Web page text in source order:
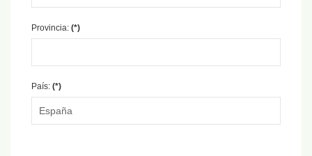
Provincia: (*)
País: (*)